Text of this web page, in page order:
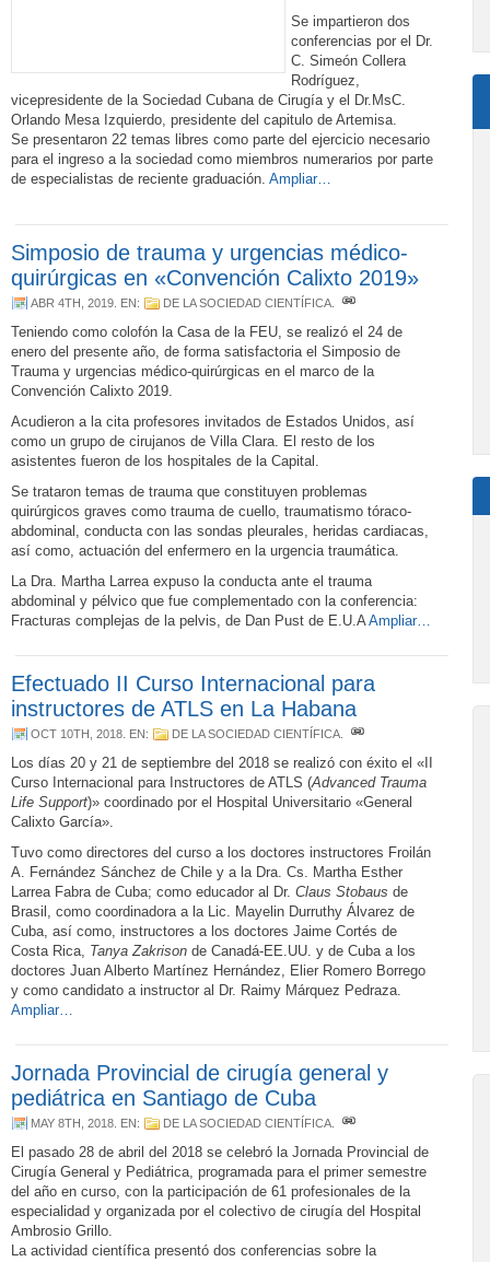
Se impartieron dos
conferencias por el Dr.
C. Simeón Collera
Rodríguez,
vicepresidente de la Sociedad Cubana de Cirugía y el Dr.MsC.
Orlando Mesa Izquierdo, presidente del capitulo de Artemisa.
Se presentaron 22 temas libres como parte del ejercicio necesario
para el ingreso a la sociedad como miembros numerarios por parte
de especialistas de reciente graduación. Ampliar…
Simposio de trauma y urgencias médico-
quirúrgicas en «Convención Calixto 2019»
ABR 4TH, 2019 . EN: DE LA SOCIEDAD CIENTÍFICA
Teniendo como colofón la Casa de la FEU, se realizó el 24 de
enero del presente año, de forma satisfactoria el Simposio de
Trauma y urgencias médico-quirúrgicas en el marco de la
Convención Calixto 2019.
Acudieron a la cita profesores invitados de Estados Unidos, así
como un grupo de cirujanos de Villa Clara. El resto de los
asistentes fueron de los hospitales de la Capital.
Se trataron temas de trauma que constituyen problemas
quirúrgicos graves como trauma de cuello, traumatismo tóraco-
abdominal, conducta con las sondas pleurales, heridas cardiacas,
así como, actuación del enfermero en la urgencia traumática.
La Dra. Martha Larrea expuso la conducta ante el trauma
abdominal y pélvico que fue complementado con la conferencia:
Fracturas complejas de la pelvis, de Dan Pust de E.U.AAmpliar…
Efectuado II Curso Internacional para
instructores de ATLS en La Habana
OCT 10TH, 2018 . EN: DE LA SOCIEDAD CIENTÍFICA
Los días 20 y 21 de septiembre del 2018 se realizó con éxito el «II
Curso Internacional para Instructores de ATLS (Advanced Trauma
Life Support)» coordinado por el Hospital Universitario «General
Calixto García».
Tuvo como directores del curso a los doctores instructores Froilán
A. Fernández Sánchez de Chile y a la Dra. Cs. Martha Esther
Larrea Fabra de Cuba; como educador al Dr. Claus Stobaus de
Brasil, como coordinadora a la Lic. Mayelin Durruthy Álvarez de
Cuba, así como, instructores a los doctores Jaime Cortés de
Costa Rica, Tanya Zakrison de Canadá-EE.UU. y de Cuba a los
doctores Juan Alberto Martínez Hernández, Elier Romero Borrego
y como candidato a instructor al Dr. Raimy Márquez Pedraza.
Ampliar…
Jornada Provincial de cirugía general y
pediátrica en Santiago de Cuba
MAY 8TH, 2018 . EN: DE LA SOCIEDAD CIENTÍFICA
El pasado 28 de abril del 2018 se celebró la Jornada Provincial de
Cirugía General y Pediátrica, programada para el primer semestre
del año en curso, con la participación de 61 profesionales de la
especialidad y organizada por el colectivo de cirugía del Hospital
Ambrosio Grillo.
La actividad científica presentó dos conferencias sobre la